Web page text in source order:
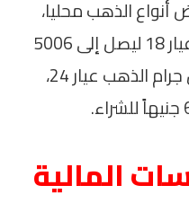
الذهب محليا،
حيث ارتفع سعر جرام الذهب عيار 18 ليصل إلى 5006
جنيهات للشراء، في حين سجل جرام الذهب عيار 24،
المالية